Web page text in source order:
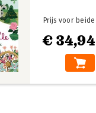
€ 34,94
Prijs voor beide